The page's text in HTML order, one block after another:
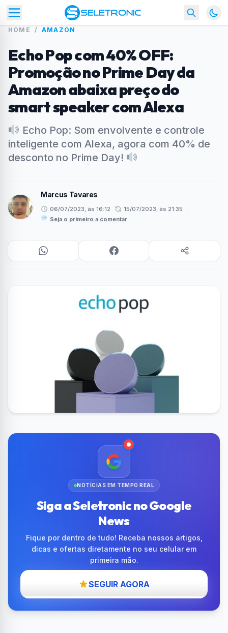
HOME / AMAZON
Echo Pop com 40% OFF:
Promoção no Prime Day da
Amazon abaixa preço do
smart speaker com Alexa
Echo Pop: Som envolvente e controle
inteligente com Alexa, agora com 40% de
desconto no Prime Day!
Marcus Tavares
06/07/2023, às 16:12 15/07/2023, às 21:35
·
Seja o primeiro a comentar
NOTÍCIAS EM TEMPO REAL
Siga a Seletronic no Google
News
Fique por dentro de tudo! Receba nossos artigos,
dicas e ofertas diretamente no seu celular em
primeira mão.
SEGUIR AGORA